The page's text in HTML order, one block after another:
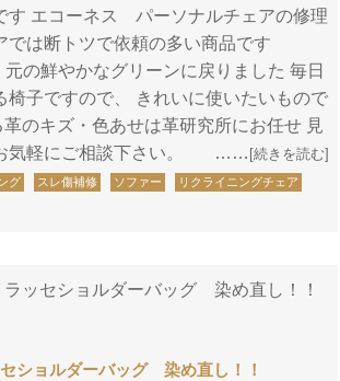
エコーネス パーソナルチェアの修理
では断トツで依頼の多い商品です
元の鮮やかなグリーンに戻りました 毎日
椅子ですので、 きれいに使いたいもので
のキズ・色あせは革研究所にお任せ 見
気軽にご相談下さい。 …… [続きを読む]
グ スレ傷補修 ソファー リクライニングチェア
ショルダーバッグ 染め直し！！